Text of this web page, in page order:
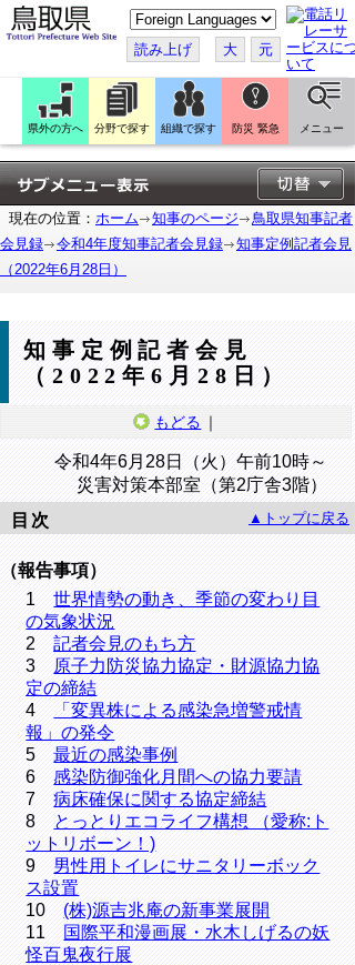
こ
の
ペ
ー
ジ
翻
訳
す
る
読み上げ 大 元
県外の方へ 分野で探す 組織で探す 防災 緊急 メニュー
現在の位置： ホーム 知事のページ
鳥取県知事記者
会見録
令和4年度知事記者会見録
知事定例記者会見
（2022年6月28日）
知事定例記者会見
（2022年6月28日）
もどる ｜
令和4年6月28日（火）午前10時～
災害対策本部室（第2庁舎3階）
目次
▲トップに戻る
（報告事項）
1世界情勢の動き、季節の変わり目
の気象状況
2記者会見のもち方
3 原子力防災協力協定・財源協力協
定の締結
4
「変異株による感染急増警戒情
報」の発令
5最近の感染事例
6感染防御強化月間への協力要請
7病床確保に関する協定締結
8 とっとりエコライフ構想 （愛称:ト
ットリボーン！)
9 男性用トイレにサニタリーボック
ス設置
10 (株)源吉兆庵の新事業展開
11 国際平和漫画展・水木しげるの妖
怪百鬼夜行展